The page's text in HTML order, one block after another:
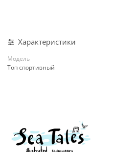
Характеристики
Модель
Топ спортивный